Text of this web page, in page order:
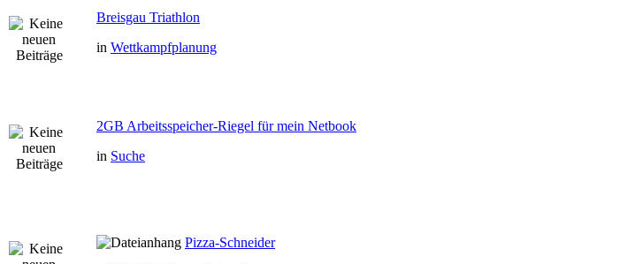
Breisgau Triathlon
in Wettkampfplanung
2GB Arbeitsspeicher-Riegel für mein Netbook
in Suche
Pizza-Schneider